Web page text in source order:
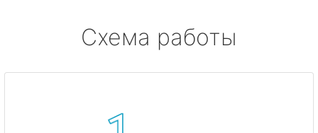
Схема работы